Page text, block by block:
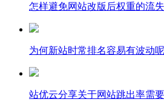
怎样避免网站改版后权重的流失
为何新站时常排名容易有波动呢
站优云分享关于网站跳出率需